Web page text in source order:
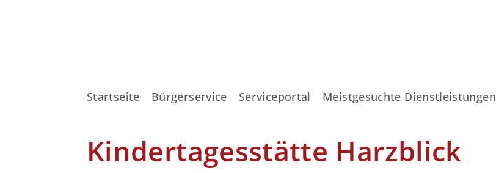
Startseite Bürgerservice Serviceportal Meistgesuchte Dienstleistungen
Kindertagesstätte Harzblick